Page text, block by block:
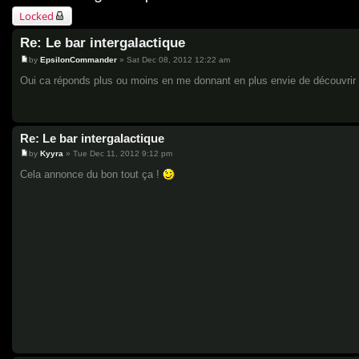
Locked
Re: Le bar intergalactique
P
s
by EpsilonCommander » Sat Dec 08, 2012 12:22 am
Oui ca réponds plus ou moins en me donnant en plus envie de
Re: Le bar intergalactique
P
s
by Kyyra » Tue Dec 11, 2012 9:12 pm
Cela annonce du bon tout ça !